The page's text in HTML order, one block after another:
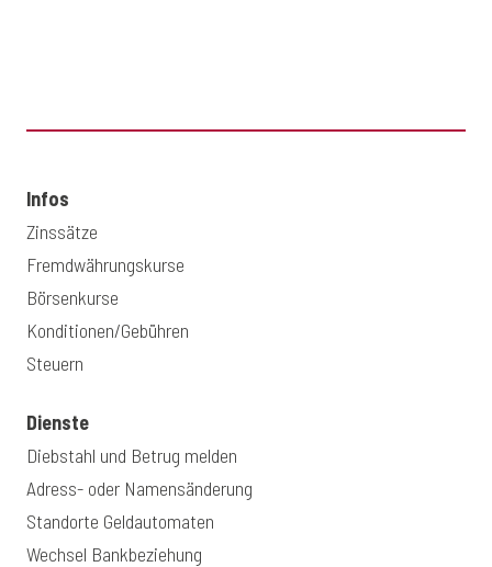
Infos
Zinssätze
Fremdwährungskurse
Börsenkurse
Konditionen/Gebühren
Steuern
Dienste
Diebstahl und Betrug melden
Adress- oder Namensänderung
Standorte Geldautomaten
Wechsel Bankbeziehung